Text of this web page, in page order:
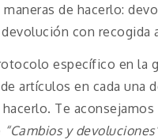
de hacerlo:
con recogida
específico en la
artículos en cada una
Te aconsejamos
“Cambios y